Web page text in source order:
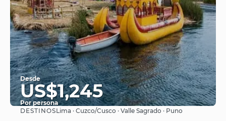
Desde
US$1,245
Por persona
Ver
DESTINOSLima · Cuzco/Cusco · Valle Sagrado · Puno